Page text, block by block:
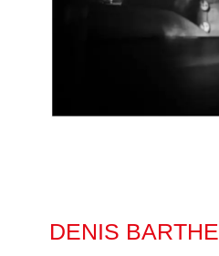
DENIS BARTHE